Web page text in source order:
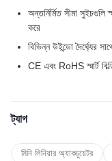
অন্তর্নির্মিত সীমা সুইচগুলি
করে
বিভিন্ন উইন্ডো দৈর্ঘ্যের
CE এবং RoHS স্মার্ট
ট্যাগ
মিনি লিনিয়ার অ্যাকচুয়েটর